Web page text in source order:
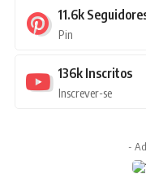
11.6k
Pin
136k Inscritos
Inscrever-se
-